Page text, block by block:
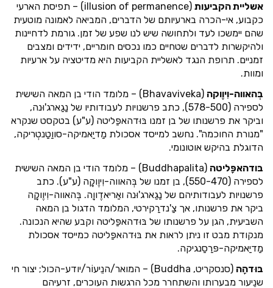
אשליית הקביעות
(illusion of permanence) – תפיסת הארעי
כקבוע, אי-הכרה בארעיותם של הדברים, המביאה לאמונה מוטעית
שהם יימשכו לעד ולתחושה שיש לנו שפע של זמן. גורמת לדחיינות
ולהיקשרות לדברים שטחיים כמו נכסים חומריים, ידידים ומצבים
זמניים. תרופת הנגד לאשליית הקביעות היא מדיטציה על ארעיות
ומוות.
בְּהאווה-וִיוֶוקה
(Bhavaviveka) – מלומד הודי בן המאה השישית
לספירה (578-500), כתב פרשנויות לעבודותיו של נַגַארג'וּנה,
וביקר את פרשנותו של בן זמנו בּוּדהאפַּליטה (ע"ע) בטקסט שנקרא
"מנורת החוכמה". נחשב למייסד אסכולת מַדיַאמיקה-סווַטַנטְריקה,
הדוגלת בהיקש אוטונומי.
בּודהאפָּליטה
(Buddhapalita) – מלומד הודי בן המאה השישית
לספירה (550-470), בן זמנו של בְּהאווה-וִיוֶוקָה (ע"ע). כתב
פרשנויות לעבודותיהם של נַגַארג'וּנה ואַריאדֶווָה. בְּהאווה-וִיוֶוקָה
ביקר את פרשנותו, אך צַ'נדרַקירטי, המלומד הדגול בן המאה
השביעית, הגן על פרשנותו של בּוּדהאפַּליטה וקבע שהיא הנכונה.
מנקודת מבט זו ניתן לראות את בּוּדהאפַּליטה כמייסד אסכולת
מַדיַאמיקה-פּרַסַנגיקה.
בּוּדהָה
(סנסקריט, Buddha) – המואר/הנֵיעוֹר/יודע-הכול; יצור חי
שנֵיעור מבערותו והשתחרר מכל הרגשות העוכרים, זרעיהם